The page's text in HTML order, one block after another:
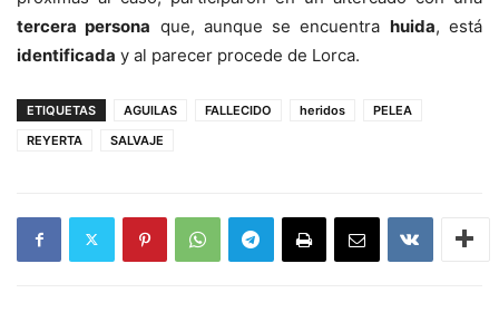
tercera persona que, aunque se encuentra huida, está
identificada y al parecer procede de Lorca.
ETIQUETAS AGUILAS FALLECIDO heridos
PELEA
REYERTA
SALVAJE